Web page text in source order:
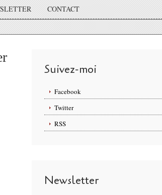
CONTACT
Suivez-moi
Facebook
Twitter
RSS
Newsletter